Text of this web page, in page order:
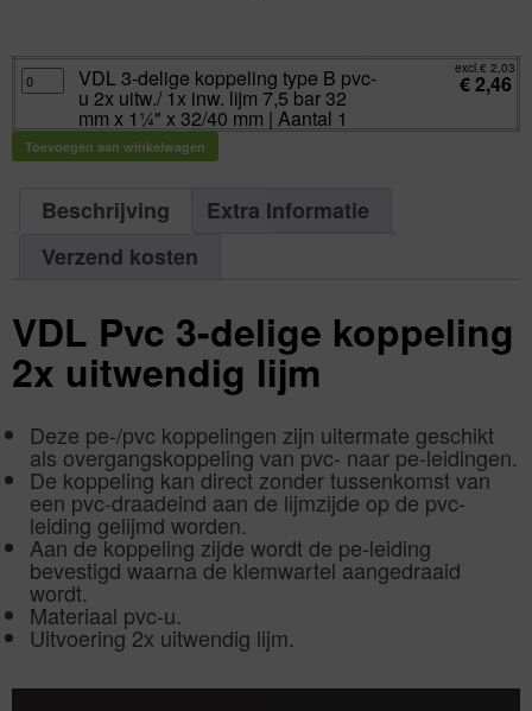
VDL
3-
delige
B
pvc-
u
32/40
mm
|
Aantal
1
VDL 3-delige koppeling type B pvc-
u 2x uitw./ 1x inw. lijm 7,5 bar 32
mm x 1¼" x 32/40 mm | Aantal 1
excl.€ 2,03
€2,46
Toevoegen aan winkelwagen
Beschrijving
Extra Informatie
Verzend kosten
VDL Pvc 3-delige koppeling
2x uitwendig lijm
Deze pe-/pvc koppelingen zijn uitermate geschikt
als overgangskoppeling van pvc- naar pe-leidingen.
De koppeling kan direct zonder tussenkomst van
een pvc-draadeind aan de lijmzijde op de pvc-
leiding gelijmd worden.
Aan de koppeling zijde wordt de pe-leiding
bevestigd waarna de klemwartel aangedraaid
wordt.
Materiaal pvc-u.
Uitvoering 2x uitwendig lijm.